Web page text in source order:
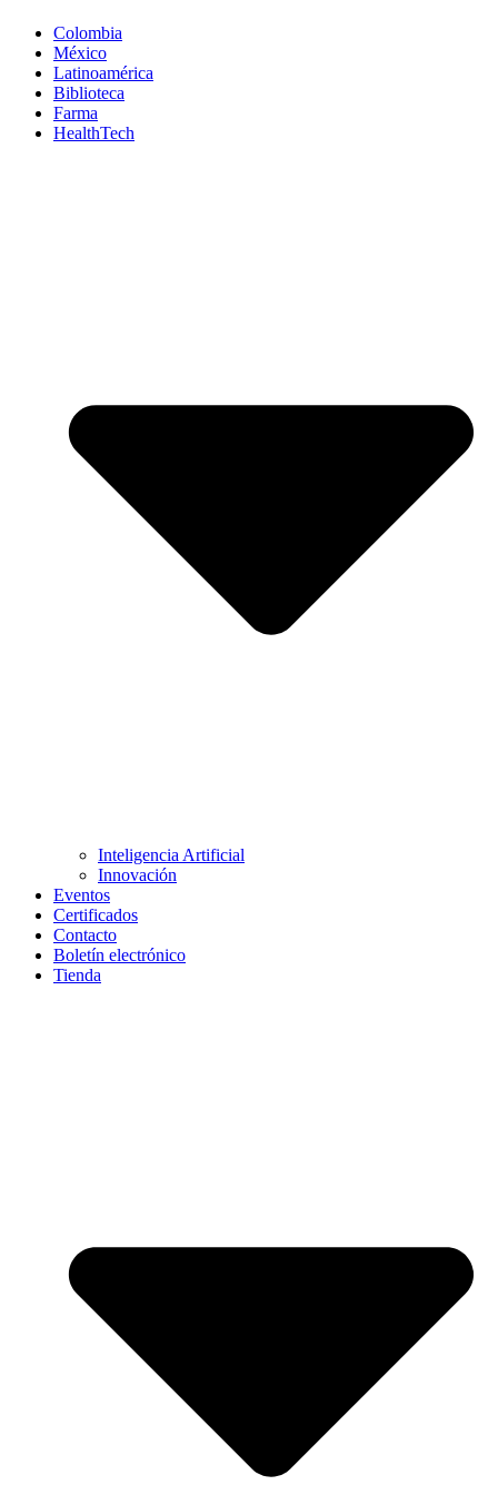
Colombia
México
Latinoamérica
Biblioteca
Farma
HealthTech
Inteligencia Artificial
Innovación
Eventos
Certificados
Contacto
Boletín electrónico
Tienda